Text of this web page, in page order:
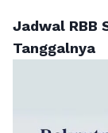
Jadwal RBB
Tanggalnya